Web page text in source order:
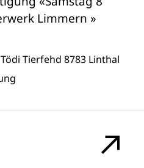
Limmern »
Tierfehd 8783 Linthal